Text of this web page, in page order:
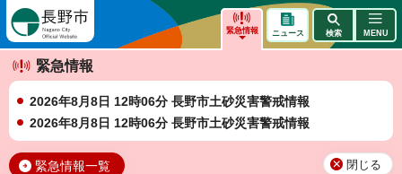
緊急情報
緊急情報
2026年8月8日 12時06分 長野市土砂災害警戒情報
2026年8月8日 12時06分 長野市土砂災害警戒情報
緊急情報一覧 閉じる
ニュース 検索 MENU